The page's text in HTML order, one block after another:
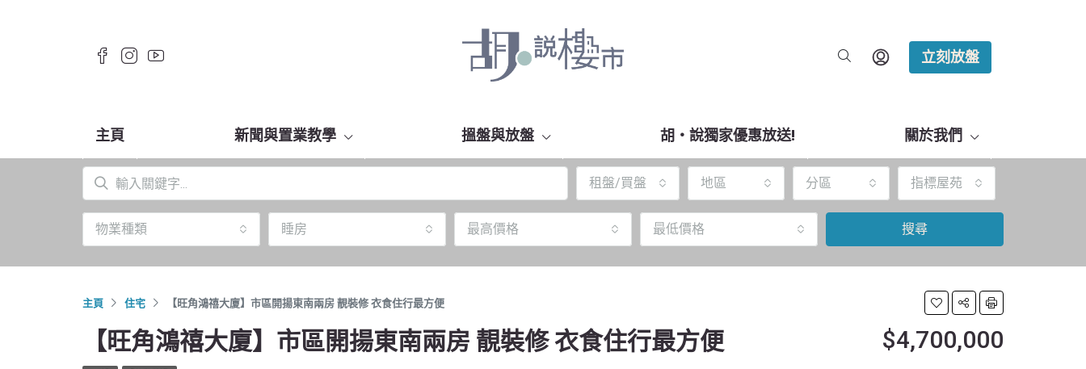
立刻放盤
主頁 新聞與置業教學 搵盤與放盤 胡‧說獨家優惠放送! 關於我們
租盤/買盤 地區 分區 指標屋苑
物業種類 睡房 最高價格 最低價格 搜尋
主頁 住宅 【旺角鴻禧大廈】市區開揚東南兩房 靚裝修 衣食住行最方便
【旺角鴻禧大廈】市區開揚東南兩房 靚裝修 衣食住行最方便 $4,700,000